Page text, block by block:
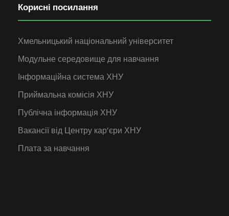
Корисні посилання
Хмельницький національний університет
Модульне середовище для навчання
Інформаційна система ХНУ
Приймальна комісія ХНУ
Публічна інформація ХНУ
Вакансії від Центру кар’єри ХНУ
Плата за навчання